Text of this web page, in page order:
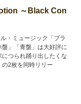
～Black Con
・ミュージック「ブラ
」「青盤」は大好評に
つられ踊り出したくな
2枚を同時リリー